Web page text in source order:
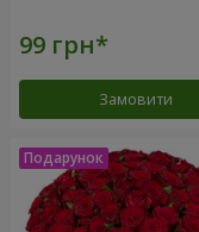
Замовити